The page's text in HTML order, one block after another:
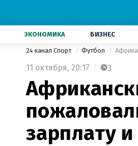
ЭКОНОМИКА БИЗНЕС
24 канал Спорт Футбол
11 октября, 20:17 3
зарплату